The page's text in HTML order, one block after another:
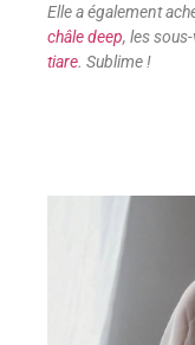
Elle a également
châle deep, les
tiare. Sublime !